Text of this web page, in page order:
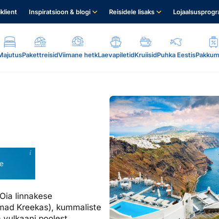
Inspiratsioon & blogi Reisidele lisaks
PakettreisidViimane hetkLaevapiletidKruiisidPuhka Eestis
linnakese
Kreekas), kummaliste